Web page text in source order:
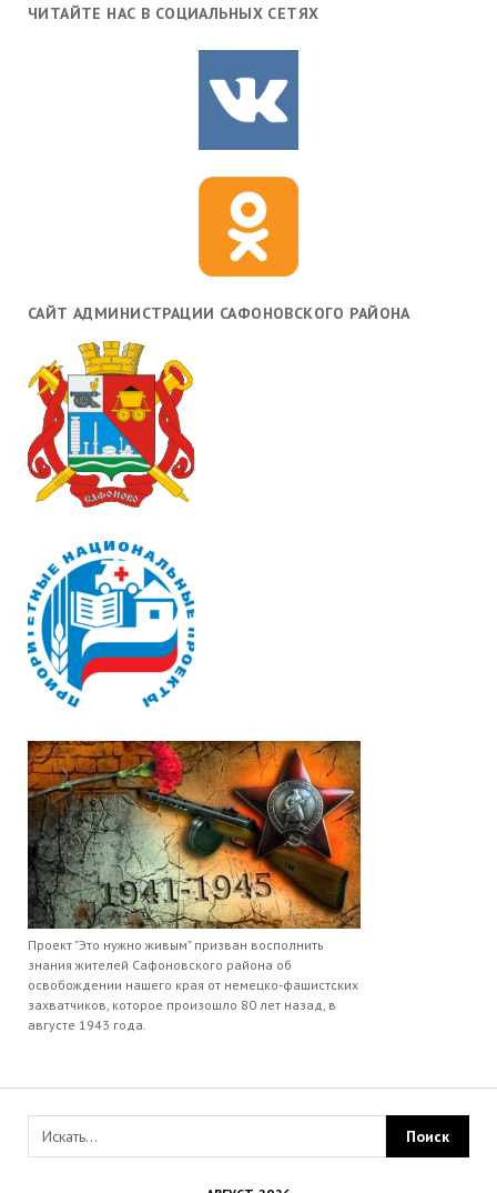
ЧИТАЙТЕ НАС В СОЦИАЛЬНЫХ СЕТЯХ
САЙТ АДМИНИСТРАЦИИ САФОНОВСКОГО РАЙОНА
Проект "Это нужно живым" призван восполнить
знания жителей Сафоновского района об
освобождении нашего края от немецко-фашистских
захватчиков, которое произошло 80 лет назад, в
августе 1943 года.